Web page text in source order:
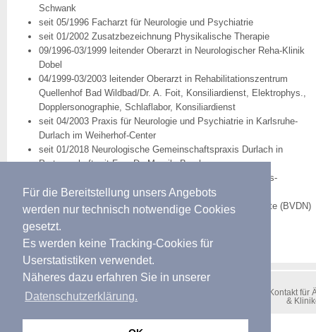
Für die Bereitstellung unsers Angebots
werden nur technisch notwendige Cookies
gesetzt.
Es werden keine Tracking-Cookies für
Userstatistiken verwendet.
Näheres dazu erfahren Sie in unserer
Datenschutzerklärung.
Schwank
seit 05/1996 Facharzt für Neurologie und Psychiatrie
seit 01/2002 Zusatzbezeichnung Physikalische Therapie
09/1996-03/1999 leitender Oberarzt in Neurologischer Reha-Klinik
Dobel
04/1999-03/2003 leitender Oberarzt in Rehabilitationszentrum
Quellenhof Bad Wildbad/Dr. A. Foit, Konsiliardienst, Elektrophys.,
Dopplersonographie, Schlaflabor, Konsiliardienst
seit 04/2003 Praxis für Neurologie und Psychiatrie in Karlsruhe-
Durlach im Weiherhof-Center
seit 01/2018 Neurologische Gemeinschaftspraxis Durlach in
Partnerschaft mit Frau Dr. Mareile Brachmann
2003 - 2017 Neurologischer Konsiliardienst im Paracelsus-
Krankenhaus, Durlach
Mitgliedschaften im Berufsverband Deutscher Nervenärzte (BVDN)
Kenntnisse in Englisch und Französisch
Impressum|Disclaimer|Datenschutz
Kontakt für
&